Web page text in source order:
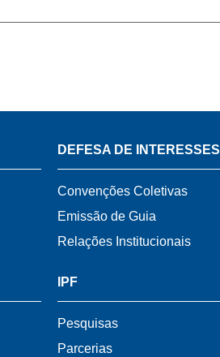
DEFESA DE INTERESSES
Convenções Coletivas
Emissão de Guia
Relações Institucionais
IPF
Pesquisas
Parcerias